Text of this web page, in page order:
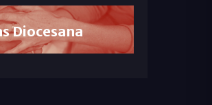
Diocesana